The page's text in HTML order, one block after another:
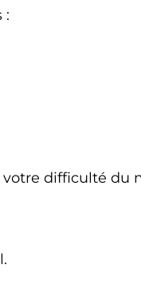
:
difficulté